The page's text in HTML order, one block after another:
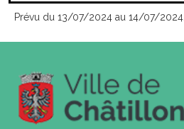
Prévu du 13/07/2024 au 14/07/2024.